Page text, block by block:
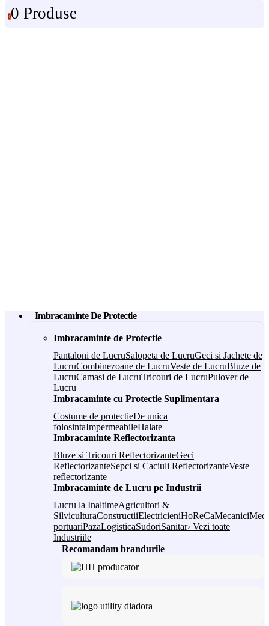
00 Produse
Imbracaminte De Protectie
Imbracaminte de Protectie
Pantaloni de LucruSalopeta de LucruGeci si Jachete de
LucruCombinezoane de LucruVeste de LucruBluze de
LucruCamasi de LucruTricouri de LucruPulover de
Lucru
Imbracaminte cu Protectie Suplimentara
Costume de protectieDe unica
folosintaImpermeabileHalate
Imbracaminte Reflectorizanta
Bluze si Tricouri ReflectorizanteGeci
ReflectorizanteSepci si Caciuli ReflectorizanteVeste
reflectorizante
Imbracaminte de Lucru pe Industrii
Lucru la InaltimeAgricultori &
SilviculturaConstructiiElectricieniHoReCaMecanici
portuariPazaLogisticaSudoriSanitar› Vezi toate
Industriile
Recomandam brandurile